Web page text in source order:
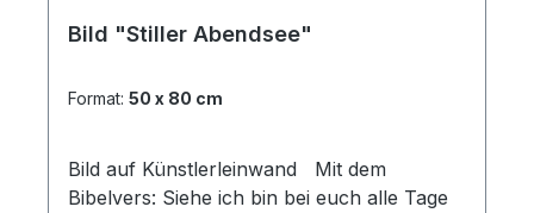
Bild "Stiller Abendsee"
Format: 50 x 80 cm
Bild auf Künstlerleinwand Mit dem
Bibelvers: Siehe ich bin bei euch alle Tage